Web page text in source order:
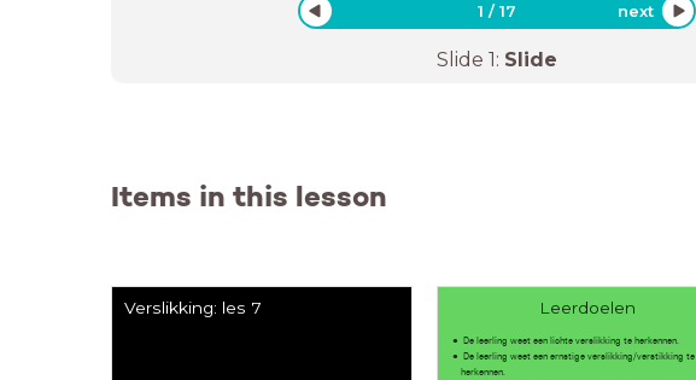
1 /17 next
Slide 1: Slide
Items in this lesson
Verslikking: les 7 Leerdoelen
De leerling weet een lichte verslikking te herkennen.
De leerling weet een ernstige verslikking/verstikking te
herkennen.